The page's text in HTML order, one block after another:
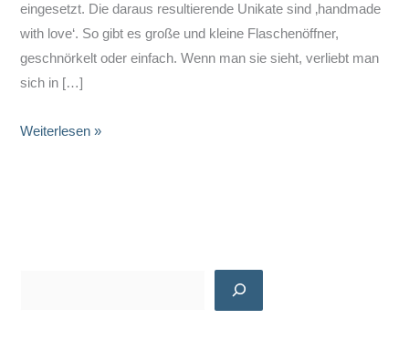
eingesetzt. Die daraus resultierende Unikate sind ‚handmade
with love‘. So gibt es große und kleine Flaschenöffner,
geschnörkelt oder einfach. Wenn man sie sieht, verliebt man
sich in […]
Flaschenöffner
Weiterlesen »